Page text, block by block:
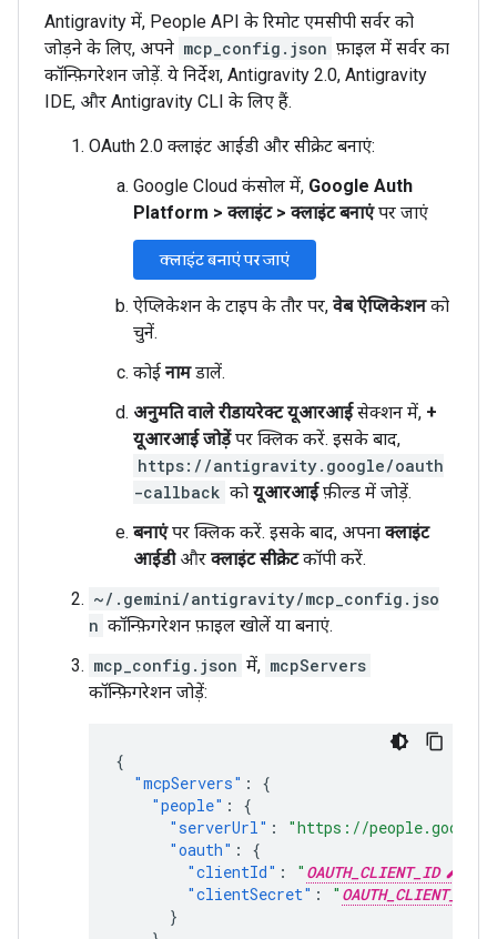
Antigravity में, People API के रिमोट एमसीपी सर्वर को
जोड़ने के लिए, अपने mcp_config.json फ़ाइल में सर्वर का
कॉन्फ़िगरेशन जोड़ें. ये निर्देश, Antigravity 2.0, Antigravity
IDE, और Antigravity CLI के लिए हैं.
OAuth 2.0 क्लाइंट आईडी और सीक्रेट बनाएं:
Google Cloud कंसोल में, Google Auth
Platform > क्लाइंट > क्लाइंट बनाएंपर जाएं
क्लाइंट बनाएं पर जाएं
ऐप्लिकेशन के टाइप के तौर पर, वेब ऐप्लिकेशनको
चुनें.
कोई नामडालें.
अनुमति वाले रीडायरेक्ट यूआरआईसेक्शन में, +
यूआरआई जोड़ेंपर क्लिक करें. इसके बाद,
https://antigravity.google/oauth
-callback को यूआरआईफ़ील्ड में जोड़ें.
बनाएंपर क्लिक करें. इसके बाद, अपना क्लाइंट
आईडीऔर क्लाइंट सीक्रेटकॉपी करें.
~/.gemini/antigravity/mcp_config.jso
n कॉन्फ़िगरेशन फ़ाइल खोलें या बनाएं.
mcp_config.json में, mcpServers
कॉन्फ़िगरेशन जोड़ें:
{
"mcpServers" :
{
"people" :
{
"serverUrl" :
"https://
"oauth" :
{
"clientId" : " OAUTH_CLIENT_ID
"clientSecret" : "
}